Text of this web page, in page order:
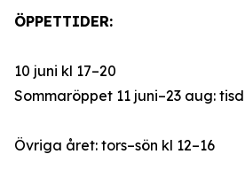
ÖPPETTIDER:
10 juni kl 17–20
Sommaröppet 11 juni–23 aug:
Övriga året: tors–sön kl 12–16